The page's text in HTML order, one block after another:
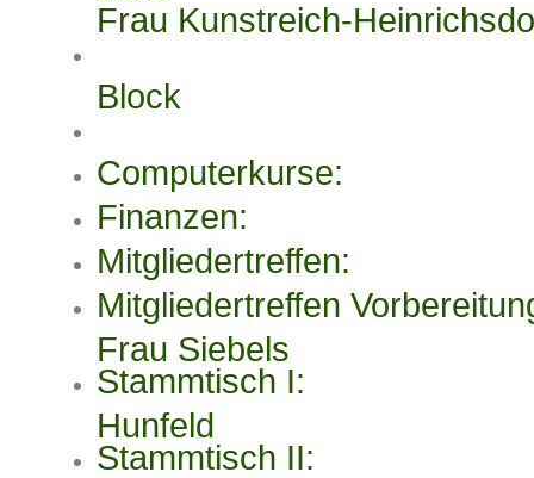
Frau Kunstreich-
Block
Computerkurse:
Finanzen:
Mitgliedertreffen:
Mitgliedertreffen
Frau Siebels
Stammtisch I:
Hunfeld
Stammtisch II: